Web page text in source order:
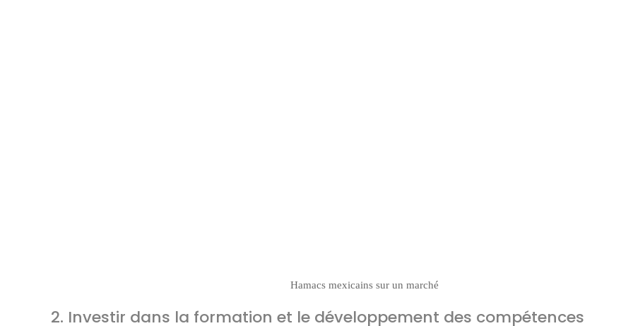
Hamacs mexicains sur un marché
2. Investir dans la formation et le développement des compétences